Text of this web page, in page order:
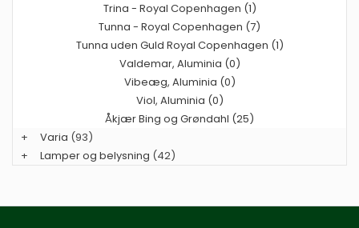
Trina - Royal Copenhagen (1)
Tunna - Royal Copenhagen (7)
Tunna uden Guld Royal Copenhagen (1)
Valdemar, Aluminia (0)
Vibeæg, Aluminia (0)
Viol, Aluminia (0)
Åkjær Bing og Grøndahl (25)
+
Varia (93)
+
Lamper og belysning (42)